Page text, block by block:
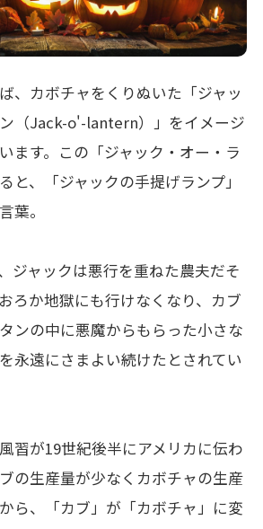
、カボチャをくりぬいた「ジャッ
（Jack-o'-lantern）」をイメージ
ます。この「ジャック・オー・ラ
と、「ジャックの手提げランプ」
葉。
ジャックは悪行を重ねた農夫だそ
ろか地獄にも行けなくなり、カブ
ンの中に悪魔からもらった小さな
永遠にさまよい続けたとされてい
習が19世紀後半にアメリカに伝わ
の生産量が少なくカボチャの生産
ら、「カブ」が「カボチャ」に変